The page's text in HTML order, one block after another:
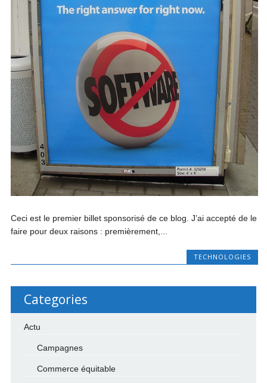
Ceci est le premier billet sponsorisé de ce blog. J’ai accepté de le
faire pour deux raisons : premièrement,...
TECHNOLOGIES
Categories
Actu
Campagnes
Commerce équitable